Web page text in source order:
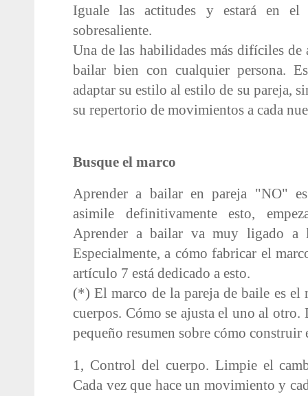
Iguale las actitudes y estará en
sobresaliente.
Una de las habilidades más difíciles de
bailar bien con cualquier persona.
adaptar su estilo al estilo de su pareja,
su repertorio de movimientos a cada
Busque el marco
Aprender a bailar en pareja "NO"
asimile definitivamente esto,
Aprender a bailar va muy ligado a
Especialmente, a cómo fabricar el
artículo 7 está dedicado a esto.
(*) El marco de la pareja de baile es el
cuerpos. Cómo se ajusta el uno al
pequeño resumen sobre cómo construir
1, Control del cuerpo. Limpie el
Cada vez que hace un movimiento y